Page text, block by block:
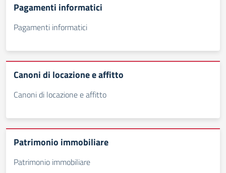
Pagamenti informatici
Pagamenti informatici
Canoni di locazione e affitto
Canoni di locazione e affitto
Patrimonio immobiliare
Patrimonio immobiliare